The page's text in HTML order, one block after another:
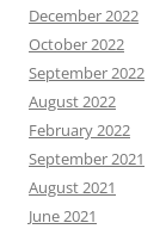
December 2022
October 2022
September 2022
August 2022
February 2022
September 2021
August 2021
June 2021